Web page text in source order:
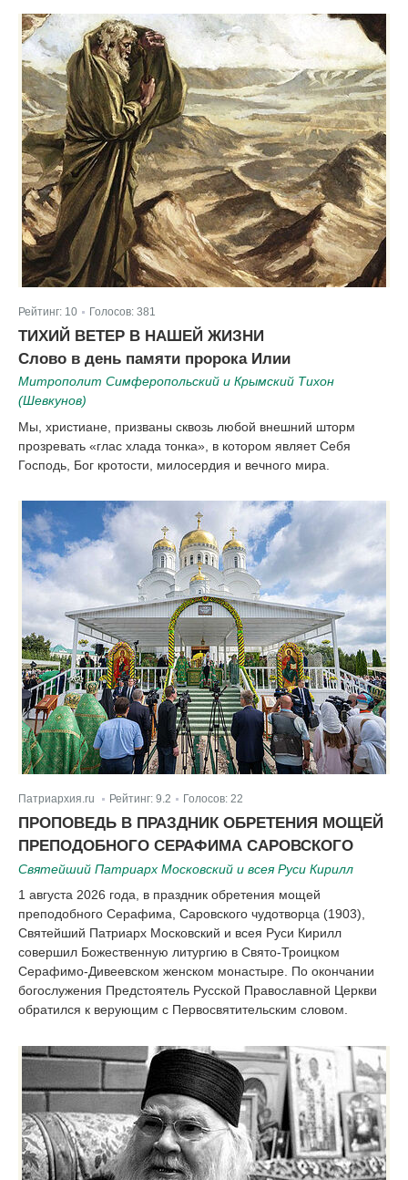
Рейтинг: 10 Голосов: 381
ТИХИЙ ВЕТЕР В НАШЕЙ ЖИЗНИ
Слово в день памяти пророка Илии
Митрополит Симферопольский и Крымский Тихон
(Шевкунов)
Мы, христиане, призваны сквозь любой внешний шторм
прозревать «глас хлада тонка», в котором являет Себя
Господь, Бог кротости, милосердия и вечного мира.
Патриархия.ru | Рейтинг: 9.2 Голосов: 22
ПРОПОВЕДЬ В ПРАЗДНИК ОБРЕТЕНИЯ МОЩЕЙ
ПРЕПОДОБНОГО СЕРАФИМА САРОВСКОГО
Святейший Патриарх Московский и всея Руси Кирилл
1 августа 2026 года, в праздник обретения мощей
преподобного Серафима, Саровского чудотворца (1903),
Святейший Патриарх Московский и всея Руси Кирилл
совершил Божественную литургию в Свято-Троицком
Серафимо-Дивеевском женском монастыре. По окончании
богослужения Предстоятель Русской Православной Церкви
обратился к верующим с Первосвятительским словом.